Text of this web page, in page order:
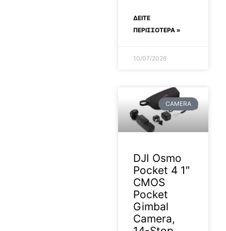
ΔΕΊΤΕ
ΠΕΡΙΣΣΟΤΕΡΑ »
10/07/2026
CAMERA
DJI Osmo
Pocket 4 1″
CMOS
Pocket
Gimbal
Camera,